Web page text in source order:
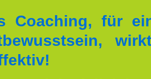
Coaching, für